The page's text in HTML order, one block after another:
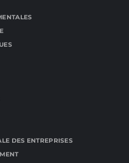
DES ENTREPRISES